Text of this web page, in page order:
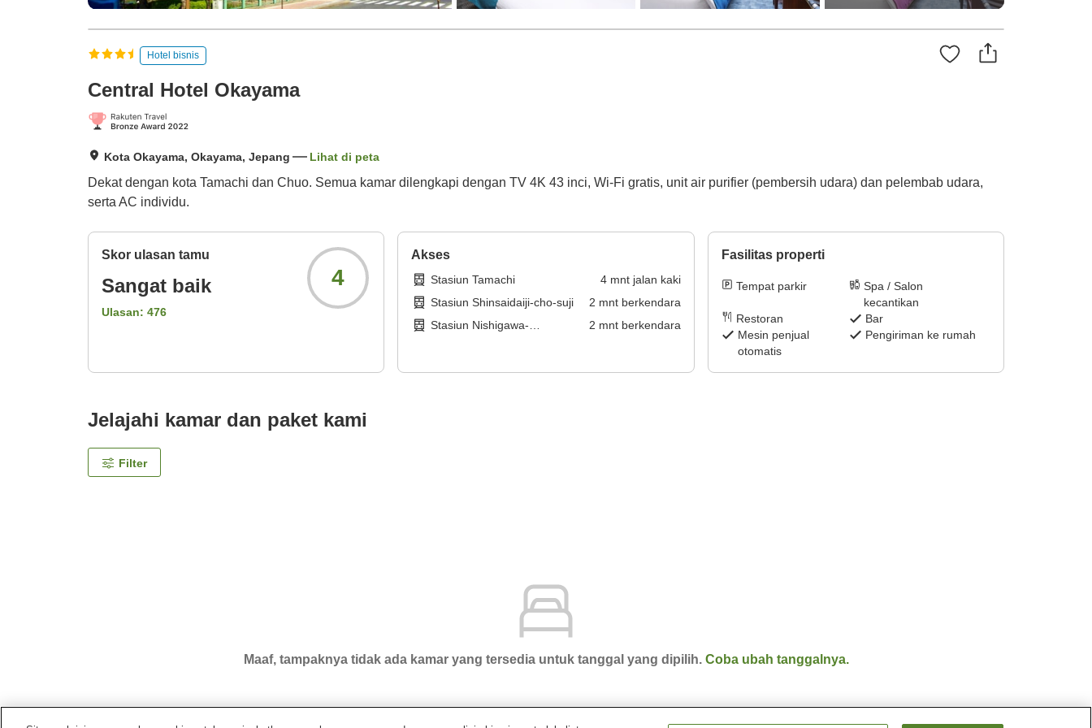
Hotel bisnis
Central Hotel Okayama
Kota Okayama, Okayama, Jepang Lihat di peta
Dekat dengan kota Tamachi dan Chuo. Semua kamar dilengkapi dengan TV 4K 43 inci, Wi-Fi gratis, unit air purifier (pembersih udara) dan pelembab udara,
serta AC individu.
Skor ulasan tamu
Sangat baik
Ulasan: 476
4
Akses
Stasiun Tamachi 4mnt jalan kaki
Stasiun Shinsaidaiji-cho-suji
2 mnt berkendara
Stasiun Nishigawa-
2 mnt berkendara
Fasilitas properti
Tempat parkir
Spa / Salon
kecantikan
Restoran
Bar
Mesin penjual
otomatis
Pengiriman ke rumah
Jelajahi kamar dan paket kami
Filter
Maaf, tampaknya tidak ada kamar yang tersedia untuk tanggal yang dipilih. Coba ubah tanggalnya.